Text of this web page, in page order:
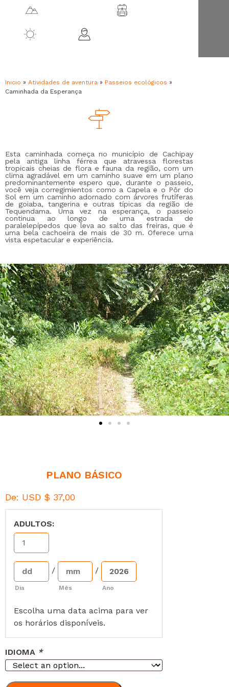
Inicio » Atividades de aventura » Passeios ecológicos »
Caminhada da Esperança
Esta caminhada começa no município de Cachipay
pela antiga linha férrea que atravessa florestas
tropicais cheias de flora e fauna da região, com um
clima agradável em um caminho suave em um plano
predominantemente espero que, durante o passeio,
você veja corregimientos como a Capela e o Pôr do
Sol em um caminho adornado com árvores frutíferas
de goiaba, tangerina e outras típicas da região de
Tequendama. Uma vez na esperança, o passeio
continua ao longo de uma estrada de
paralelepípedos que leva ao salto das freiras, que é
uma bela cachoeira de mais de 30 m. Oferece uma
vista espetacular e experiência.
PLANO BÁSICO
De: USD $ 37,00
ADULTOS:
Dia
/
Mês
/
Ano
Escolha uma data acima para ver
os horários disponíveis.
IDIOMA *